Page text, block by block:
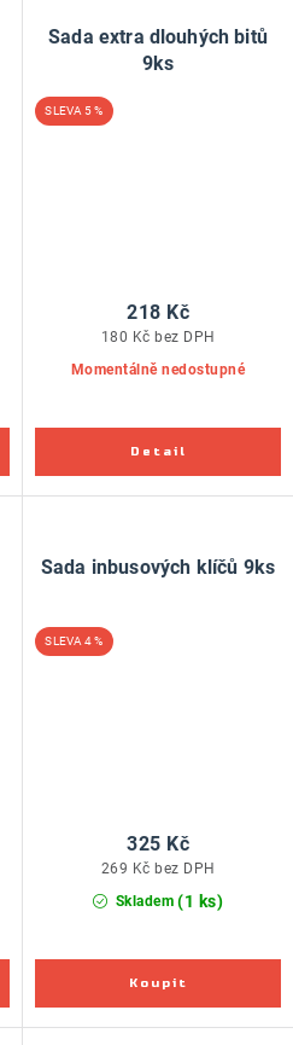
Sada extra dlouhých bitů
9ks
5 %
Momentálně nedostupné
180 Kč bez DPH
218 Kč
Sada inbusových klíčů 9ks
4 %
Skladem (1 ks)
269 Kč bez DPH
325 Kč